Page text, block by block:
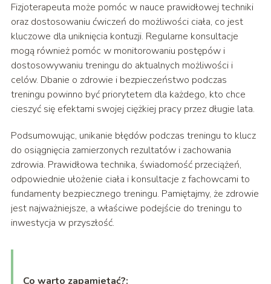
Fizjoterapeuta może pomóc w nauce prawidłowej techniki
oraz dostosowaniu ćwiczeń do możliwości ciała, co jest
kluczowe dla uniknięcia kontuzji. Regularne konsultacje
mogą również pomóc w monitorowaniu postępów i
dostosowywaniu treningu do aktualnych możliwości i
celów. Dbanie o zdrowie i bezpieczeństwo podczas
treningu powinno być priorytetem dla każdego, kto chce
cieszyć się efektami swojej ciężkiej pracy przez długie lata.
Podsumowując, unikanie błędów podczas treningu to klucz
do osiągnięcia zamierzonych rezultatów i zachowania
zdrowia. Prawidłowa technika, świadomość przeciążeń,
odpowiednie ułożenie ciała i konsultacje z fachowcami to
fundamenty bezpiecznego treningu. Pamiętajmy, że zdrowie
jest najważniejsze, a właściwe podejście do treningu to
inwestycja w przyszłość.
Co warto zapamietać?: